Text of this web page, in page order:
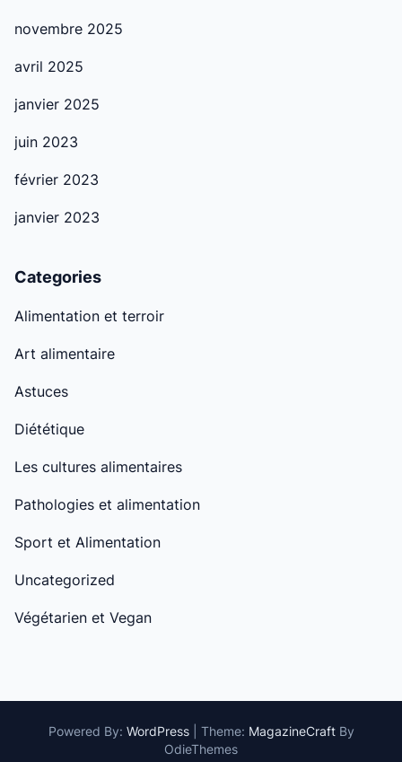
novembre 2025
avril 2025
janvier 2025
juin 2023
février 2023
janvier 2023
Categories
Alimentation et terroir
Art alimentaire
Astuces
Diététique
Les cultures alimentaires
Pathologies et alimentation
Sport et Alimentation
Uncategorized
Végétarien et Vegan
Powered By: WordPress Theme: MagazineCraftBy
OdieThemes